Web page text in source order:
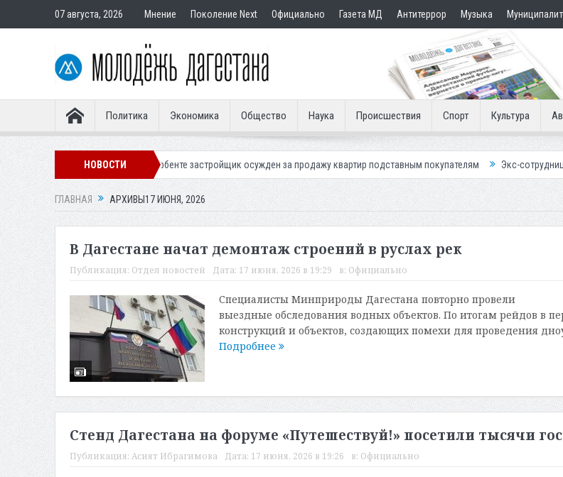
07 августа, 2026 Мнение Поколение Next Официально Газета МД Антитеррор Музыка
Политика Экономика Общество Наука Происшествия Спорт Культура
НОВОСТИ
В Дербенте застройщик осужден за продажу квартир подставным покупателям Экс-сотрудница Соцфонда
ГЛАВНАЯ АРХИВЫ17 ИЮНЯ, 2026
В Дагестане начат демонтаж строений в руслах рек
Публикация: Отдел новостей Дата: 17 июня, 2026 в 19:29 в: Официально
Специалисты Минприроды Дагестана повторно провели
выездные обследования водных объектов. По итогам рейдов в
конструкций и объектов, создающих помехи для проведения
Подробнее
Стенд Дагестана на форуме «Путешествуй!» посетили тысячи
Публикация: Асият Ибрагимова Дата: 17 июня, 2026 в 19:26 в: Официально